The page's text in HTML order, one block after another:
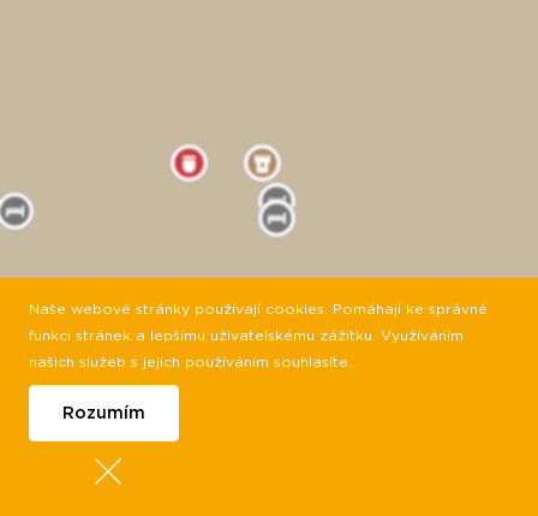
Naše webové stránky používají cookies. Pomáhají ke správné
funkci stránek a lepšímu uživatelskému zážitku. Využíváním
našich služeb s jejich používáním souhlasíte.
Rozumím